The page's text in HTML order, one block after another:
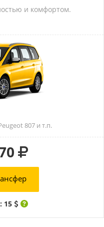
и комфортом.
807 и т.п.
15